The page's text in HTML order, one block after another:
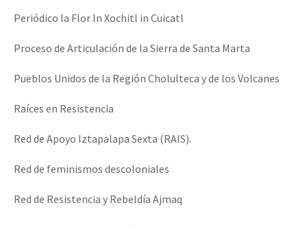
Periódico la Flor In Xochitl in Cuicatl
Proceso de Articulación de la Sierra de Santa Marta
Pueblos Unidos de la Región Cholulteca y de los Volcanes
Raíces en Resistencia
Red de Apoyo Iztapalapa Sexta (RAIS).
Red de feminismos descoloniales
Red de Resistencia y Rebeldía Ajmaq